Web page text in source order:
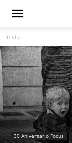
Inicio
30 Aniversario Focus